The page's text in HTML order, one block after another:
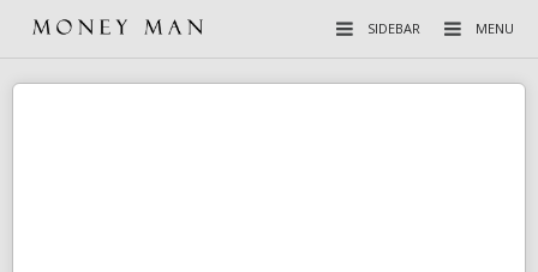
MENU
SIDEBAR